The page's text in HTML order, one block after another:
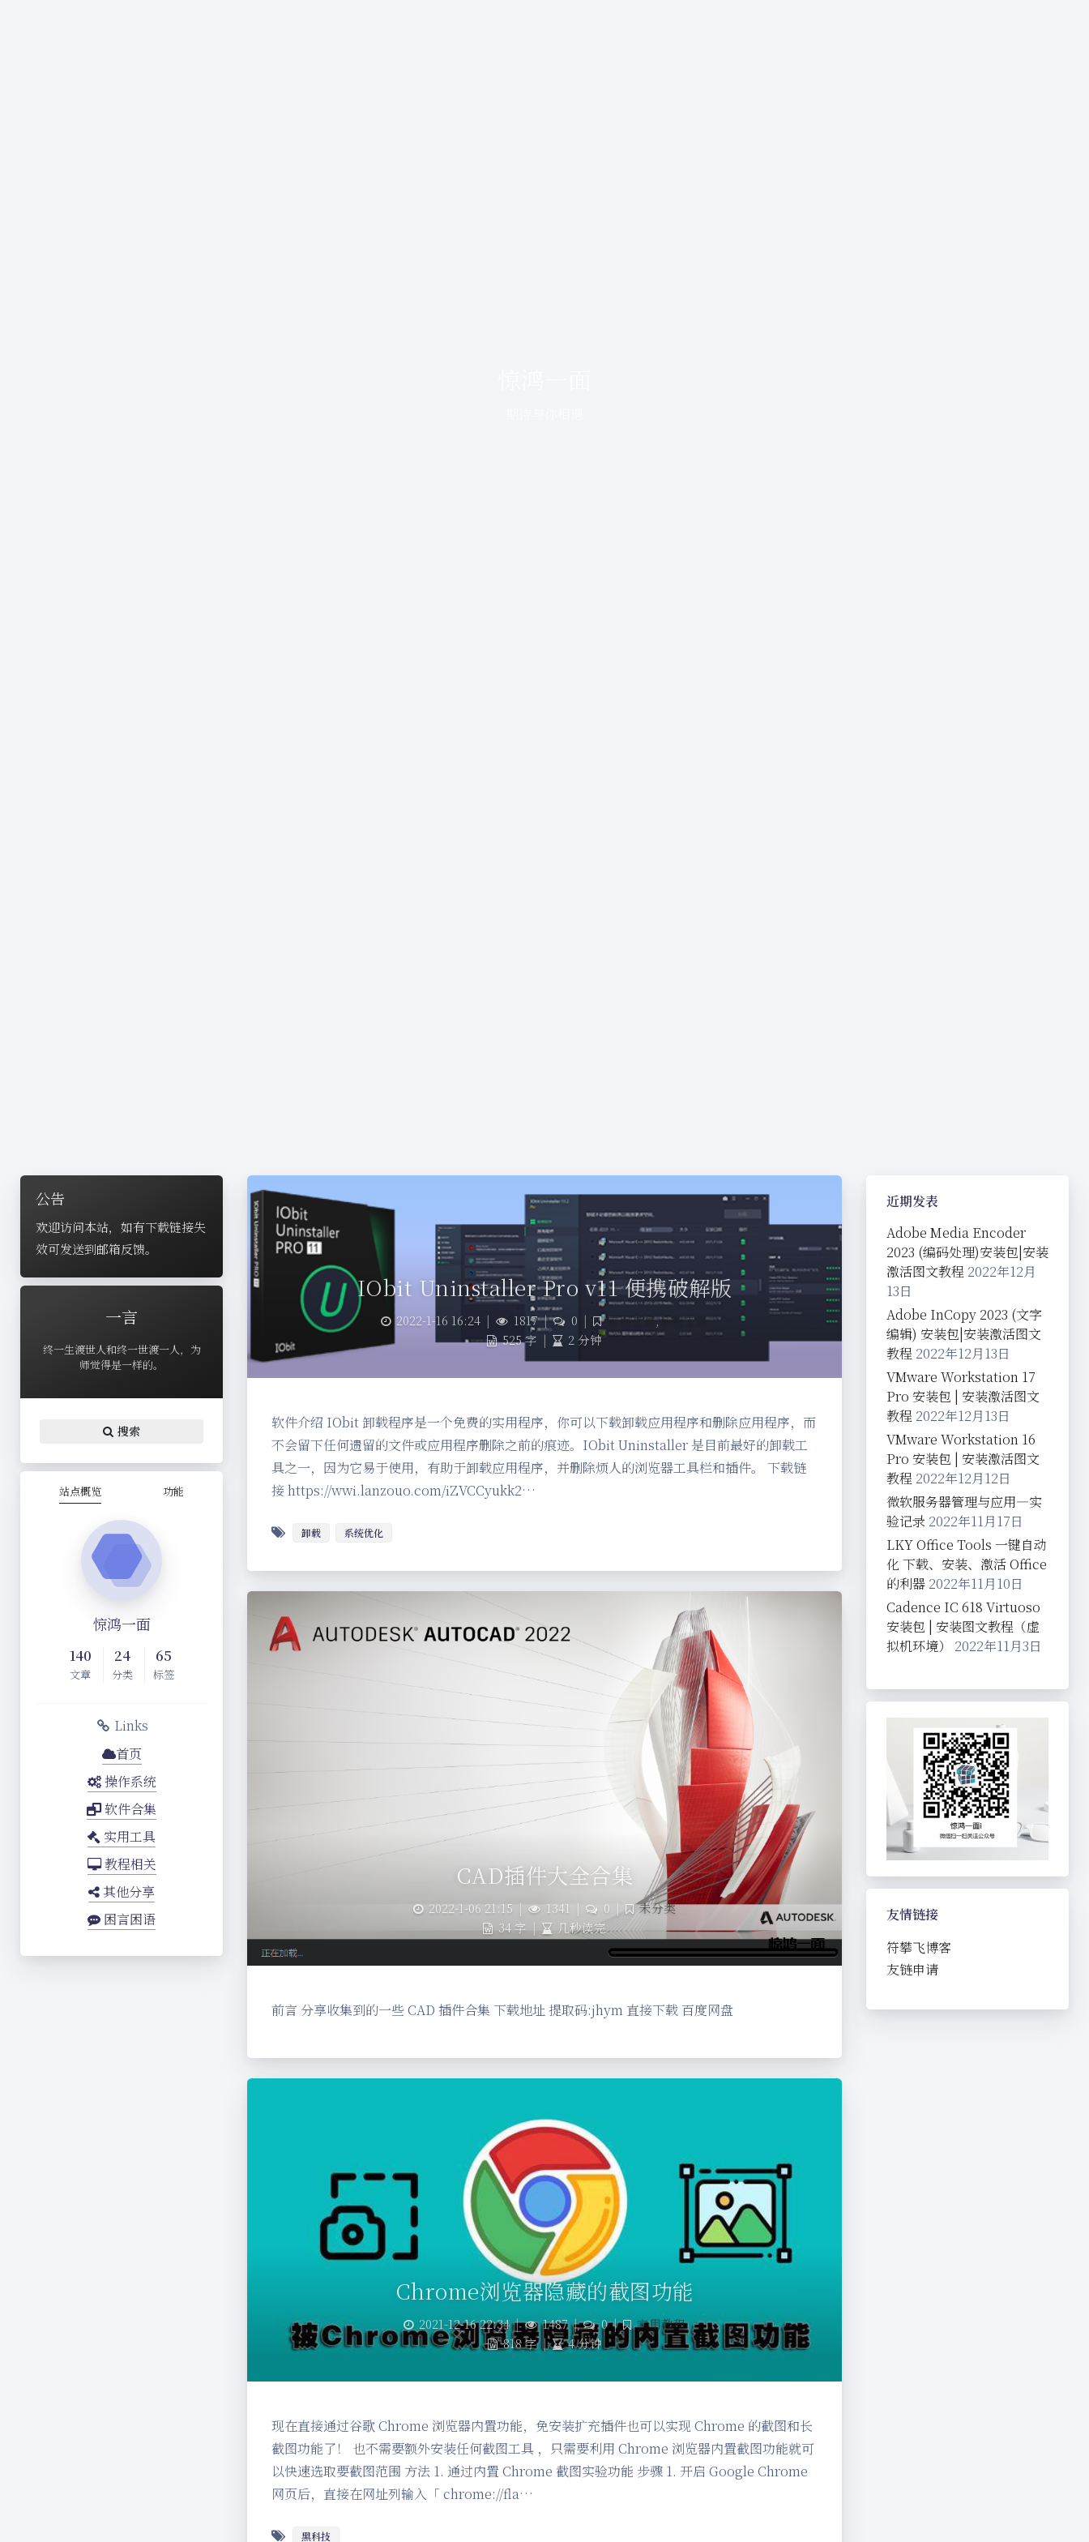
公告
欢迎访问本站，如有下载链接失
效可发送到邮箱反馈。
一言
终一生渡世人和终一世渡一人，为
师觉得是一样的。
搜索
站点概览 功能
惊鸿一面
140
文章
24
分类
65
标签
Links
首页
操作系统
软件合集
实用工具
教程相关
其他分享
困言困语
近期发表
Adobe Media Encoder
2023 (编码处理)安装包|安装
激活图文教程 2022年12月
13日
Adobe InCopy 2023 (文字
编辑) 安装包|安装激活图文
教程 2022年12月13日
VMware Workstation 17
Pro 安装包 | 安装激活图文
教程 2022年12月13日
VMware Workstation 16
Pro 安装包 | 安装激活图文
教程 2022年12月12日
微软服务器管理与应用—实
验记录 2022年11月17日
LKY Office Tools 一键自动
化 下载、安装、激活 Office
的利器 2022年11月10日
Cadence IC 618 Virtuoso
安装包 | 安装图文教程（虚
拟机环境）
2022年11月3日
友情链接
符攀飞博客
友链申请
IObit Uninstaller Pro v11 便携破解版
2022-1-16 16:24 | 1817 | 0 | 实用工具,系统工具
525 字 | 2 分钟
软件介绍 IObit 卸载程序是一个免费的实用程序，你可以下载卸载应用程序和删除应用程序，而
不会留下任何遗留的文件或应用程序删除之前的痕迹。IObit Uninstaller 是目前最好的卸载工
具之一，因为它易于使用，有助于卸载应用程序，并删除烦人的浏览器工具栏和插件。 下载链
接 https://wwi.lanzouo.com/iZVCCyukk2…
卸载 系统优化
CAD插件大全合集
2022-1-06 21:15 | 1341 | 0 |
未分类
34 字 | 几秒读完
前言 分享收集到的一些 CAD 插件合集 下载地址 提取码:jhym 直接下载 百度网盘
Chrome浏览器隐藏的截图功能
2021-12-16 22:34 | 1487 | 0 |
实用教程
818 字 | 4 分钟
现在直接通过谷歌 Chrome 浏览器内置功能，免安装扩充插件也可以实现 Chrome 的截图和长
截图功能了！ 也不需要额外安装任何截图工具 ，只需要利用 Chrome 浏览器内置截图功能就可
以快速选取要截图范围 方法 1. 通过内置 Chrome 截图实验功能 步骤 1. 开启 Google Chrome
网页后，直接在网址列输入「 chrome://fla…
黑科技